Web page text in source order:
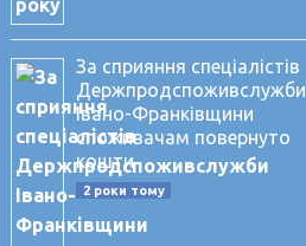
За сприяння спеціалістів
Держпродспоживслужби
Івано-Франківщини
споживачам повернуто
кошти
2 роки тому